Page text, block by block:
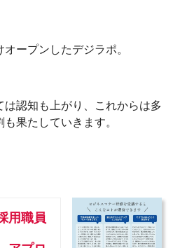
ープンしたデジラポ。
認知も上がり、これからは多
果たしていきます。
用職員